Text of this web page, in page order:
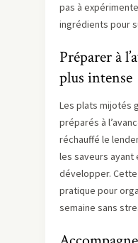
pas à
ingrédients pour
Préparer à
plus intense
Les plats mijotés
préparés à
réchauffé le
les saveurs ayant
développer.
pratique pour
semaine sans